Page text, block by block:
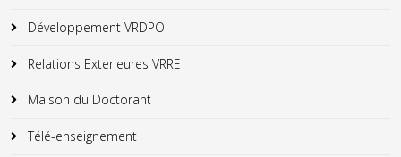
Développement VRDPO
Relations Exterieures VRRE
Maison du Doctorant
Télé-enseignement